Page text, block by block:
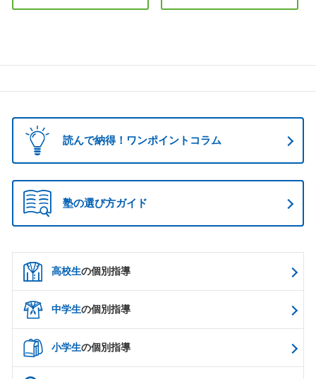
読んで納得！ワンポイントコラム
塾の選び方ガイド
高校生の個別指導
中学生の個別指導
小学生の個別指導